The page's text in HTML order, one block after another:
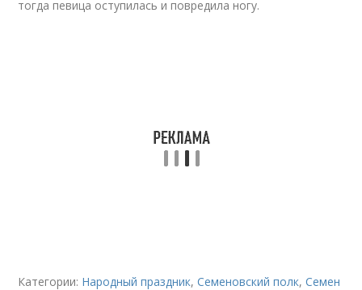
тогда певица оступилась и повредила ногу.
Категории: Народный праздник,Семеновский полк,Семен